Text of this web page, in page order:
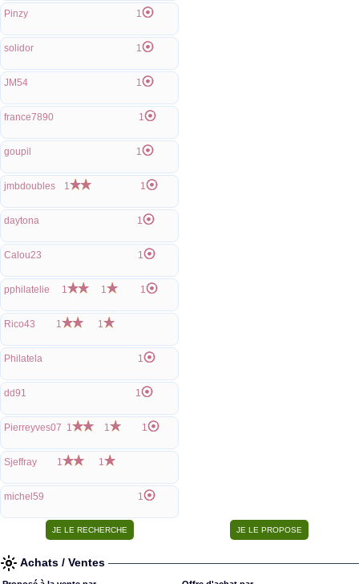
Pinzy 1
solidor 1
JM54 1
france7890 1
goupil 1
jmbdoubles 1 1
daytona 1
Calou23 1
pphilatelie 1 1 1
Rico43 1 1
Philatela 1
dd91 1
Pierreyves07 1 1 1
Sjeffray 1 1
michel59 1
Achats / Ventes